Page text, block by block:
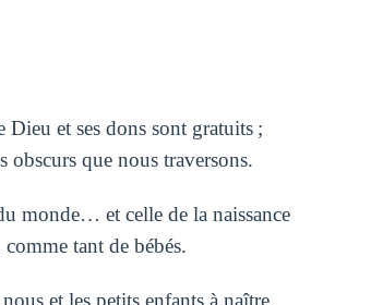
et ses dons sont gratuits ;
obscurs que nous traversons.
monde… et celle de la naissance
tant de bébés.
et les petits enfants à naître.